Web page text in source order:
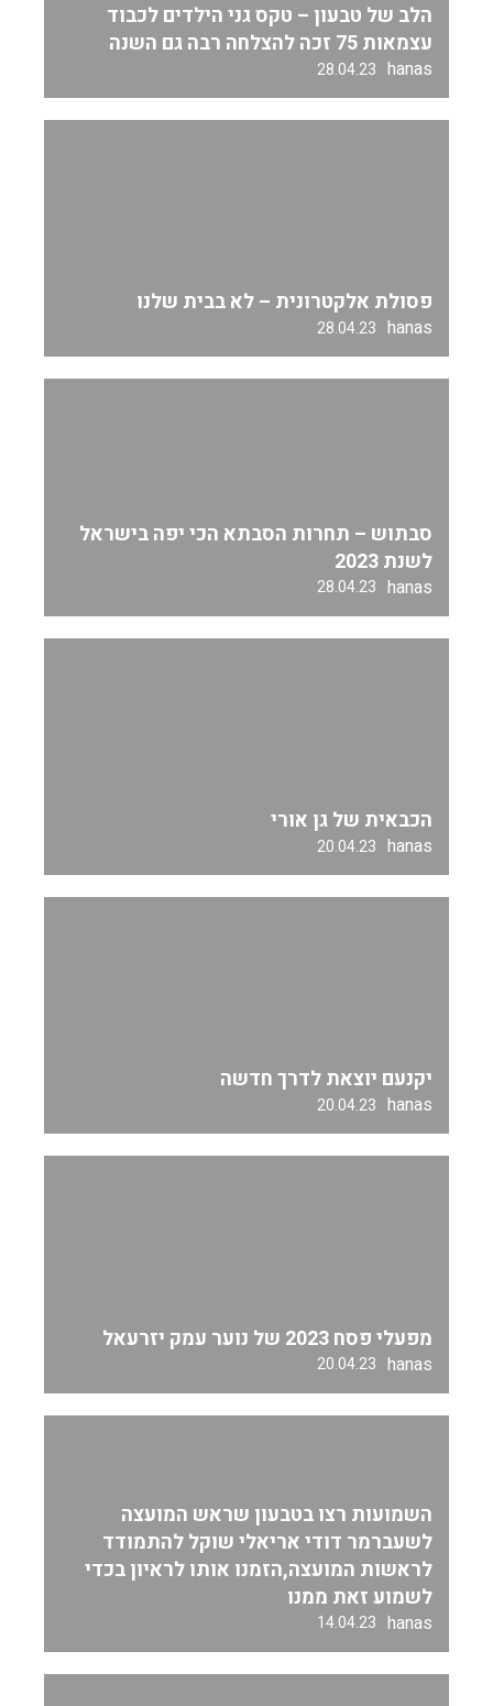
הלב של טבעון – טקס גני הילדים לכבוד
עצמאות 75 זכה להצלחה רבה גם השנה
hanas
28.04.23
פסולת אלקטרונית – לא בבית שלנו
hanas
28.04.23
סבתוש – תחרות הסבתא הכי יפה בישראל
לשנת 2023
hanas
28.04.23
הכבאית של גן אורי
hanas
20.04.23
יקנעם יוצאת לדרך חדשה
hanas
20.04.23
מפעלי פסח 2023 של נוער עמק יזרעאל
hanas
20.04.23
השמועות רצו בטבעון שראש המועצה
לשעברמר דודי אריאלי שוקל להתמודד
לראשות המועצה,הזמנו אותו לראיון בכדי
לשמוע זאת ממנו
hanas
14.04.23